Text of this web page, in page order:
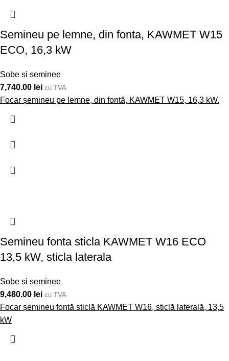
Semineu pe lemne, din fonta, KAWMET W15
ECO, 16,3 kW
Sobe si seminee
7,740.00 lei cu TVA
Focar șemineu pe lemne, din fontă, KAWMET W15, 16,3 kW.
Semineu fonta sticla KAWMET W16 ECO
13,5 kW, sticla laterala
Sobe si seminee
9,480.00 lei cu TVA
Focar șemineu fontă sticlă KAWMET W16, sticlă laterală, 13,5
kW